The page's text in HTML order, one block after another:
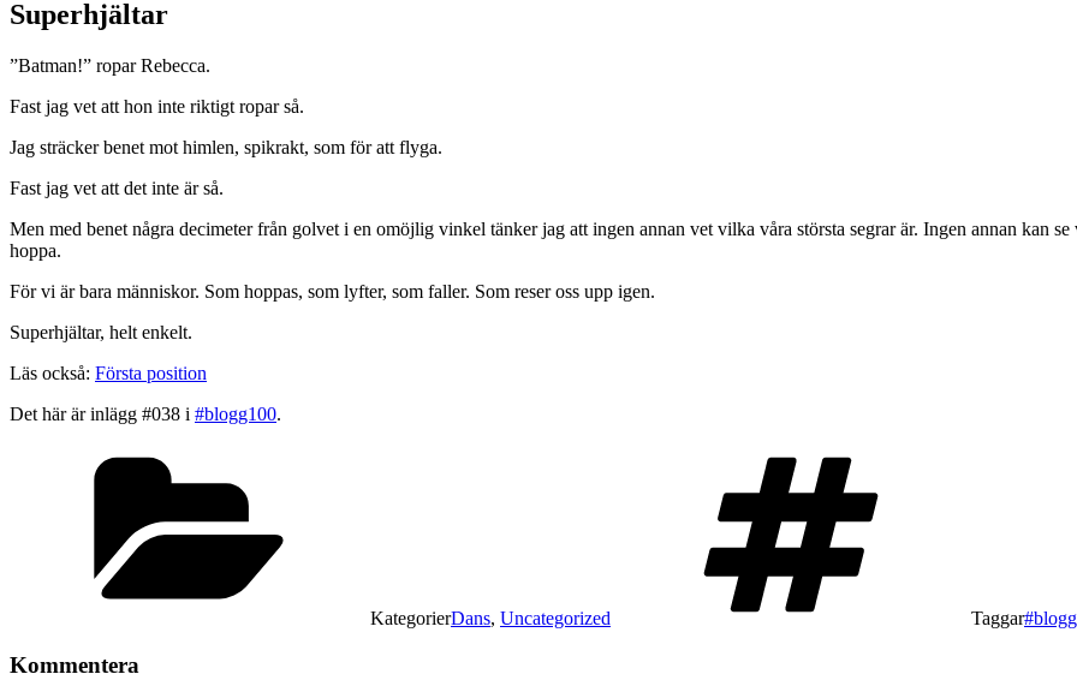
Superhjältar
”Batman!” ropar Rebecca.
Fast jag vet att hon inte riktigt ropar så.
Jag sträcker benet mot himlen, spikrakt, som för att flyga.
Fast jag vet att det inte är så.
Men med benet några decimeter från golvet i en omöjlig vinkel tänker jag att ingen annan vet vilka våra största segrar är. Ingen annan kan
hoppa.
För vi är bara människor. Som hoppas, som lyfter, som faller. Som reser oss upp igen.
Superhjältar, helt enkelt.
Läs också: Första position
Det här är inlägg #038 i #blogg100.
KategorierDans, Uncategorized Taggar
Kommentera